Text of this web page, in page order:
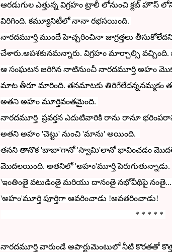
ఆరడుగుల ఎత్తున్న విగ్రహం ట్రాలీ లోనుంచి క్లబ్ హౌస్
విరిగింది. కమ్యూనిటీలో నానా రభసయింది.
నారదమూర్తి ముందే హెచ్చరించినా జాగ్రత్తలు తీసుకోలేదని
చేశారు.అపశకునమన్నారు. విగ్రహం మార్చాల్సి
ఆ సంఘటన జరిగిన నాటినుంచీ నారదమూర్తి అహం
మాట తీరూ మారింది. తనమాటకు తిరిగేలేదన్ననమ్మకం
అతని అహం మూర్తివంతమైంది.
నారదమూర్తి ప్రవర్తన ఎదుటివారికి రాను రానూ
అతని అహం 'చెట్టు' నుంచి 'మాను' అయింది.
తనని తానొక 'బాబా'గానో 'స్వామి'లానో భావించడం
మొదలయింది. అతనిలో'అహం'మూర్తి పెరుగుతున్నాడు.
'ఇంతింతై వటుడింతై మరియు దానంతై నభోవీథిపై
'అహం'మూర్తి పూర్తిగా ఆవరించాడు !అవతరించాడు!
* * * * *
నారదమూర్తి వారుండే అపార్టుమెంటులో నీటి కొరతతో